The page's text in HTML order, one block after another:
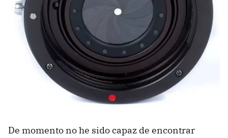
De momento no he sido capaz de encontrar